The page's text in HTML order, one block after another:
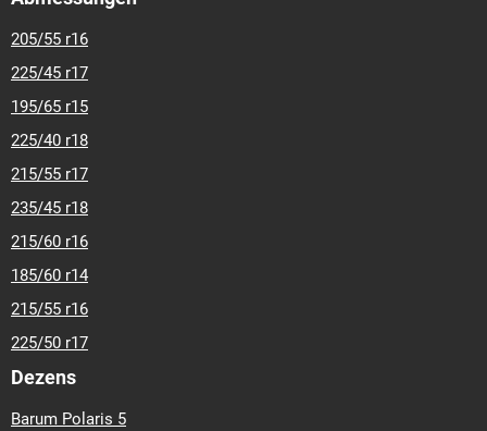
205/55 r16
225/45 r17
195/65 r15
225/40 r18
215/55 r17
235/45 r18
215/60 r16
185/60 r14
215/55 r16
225/50 r17
Dezens
Barum Polaris 5